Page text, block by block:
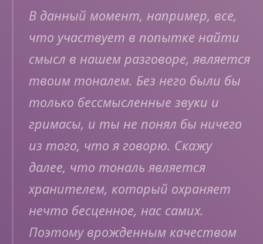
В данный момент, например, все,
что участвует в попытке найти
смысл в нашем разговоре, является
твоим тоналем. Без него были бы
только бессмысленные звуки и
гримасы, и ты не понял бы ничего
из того, что я говорю. Скажу
далее, что тональ является
хранителем, который охраняет
нечто бесценное, нас самих.
Поэтому врожденным качеством